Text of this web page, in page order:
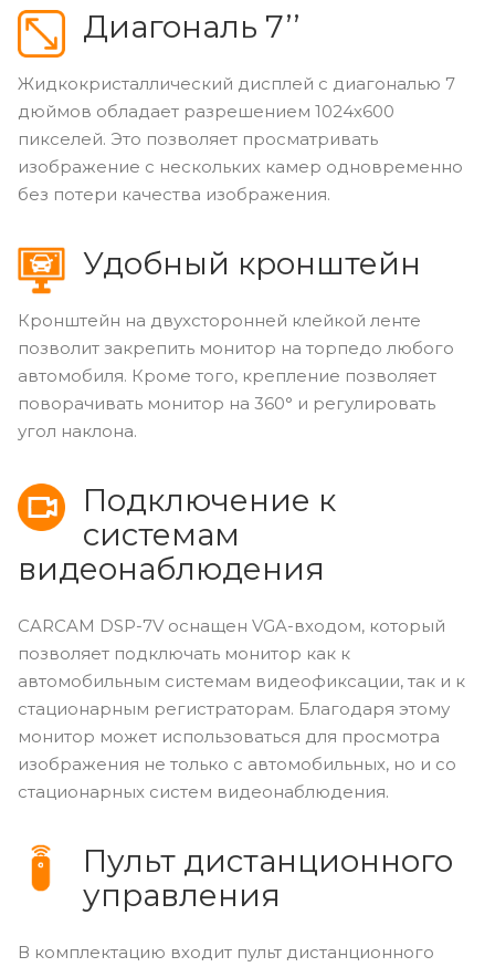
Диагональ 7’’
Жидкокристаллический дисплей с диагональю 7
дюймов обладает разрешением 1024х600
пикселей. Это позволяет просматривать
изображение с нескольких камер одновременно
без потери качества изображения.
Удобный кронштейн
Кронштейн на двухсторонней клейкой ленте
позволит закрепить монитор на торпедо любого
автомобиля. Кроме того, крепление позволяет
поворачивать монитор на 360° и регулировать
угол наклона.
Подключение к
системам
видеонаблюдения
CARCAM DSP-7V оснащен VGA-входом, который
позволяет подключать монитор как к
автомобильным системам видеофиксации, так и к
стационарным регистраторам. Благодаря этому
монитор может использоваться для просмотра
изображения не только с автомобильных, но и со
стационарных систем видеонаблюдения.
Пульт дистанционного
управления
В комплектацию входит пульт дистанционного